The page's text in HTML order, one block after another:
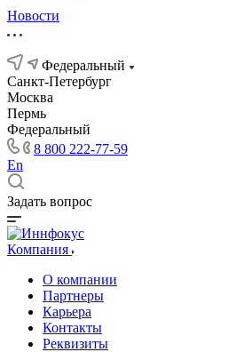
Новости
Федеральный
Санкт-Петербург
Москва
Пермь
Федеральный
8 800 222-77-59
En
Задать вопрос
Компания
О компании
Партнеры
Карьера
Контакты
Реквизиты